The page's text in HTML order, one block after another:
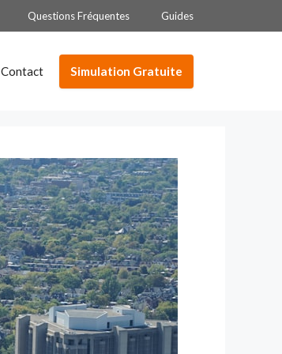
Questions Fréquentes Guides
Contact Simulation Gratuite